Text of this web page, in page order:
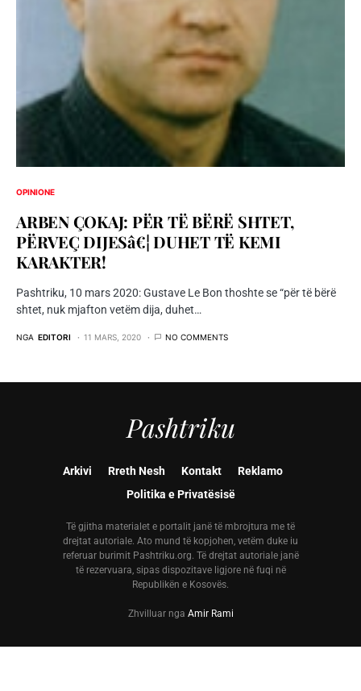
OPINIONE
ARBEN ÇOKAJ: PËR TË BËRË SHTET,
PËRVEÇ DIJESâ€¦ DUHET TË KEMI
KARAKTER!
Pashtriku, 10 mars 2020: Gustave Le Bon thoshte se “për të bërë
shtet, nuk mjafton vetëm dija, duhet…
NGA EDITORI 11 MARS, 2020 NO COMMENTS
Pashtriku
Arkivi Rreth Nesh Kontakt
Reklamo
Politika e Privatësisë
Të gjitha materialet e portalit janë të mbrojtura me të
drejtat autoriale. Ato mund të kopjohen, vetëm duke iu
referuar burimit Pashtriku.org. Të drejtat autoriale janë
të rezervuara, sipas dispozitave ligjore në fuqi në
Republikën e Kosovës.
Zhvilluar nga Amir Rami